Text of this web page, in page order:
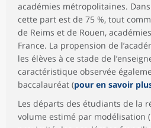
académies métropolitaines. Dans
cette part est de 75 %, tout
de Reims et de Rouen,
France. La propension de
les élèves à ce stade de
caractéristique observée
baccalauréat (pour en savoir
Les départs des étudiants de la
volume estimé par modélisation (